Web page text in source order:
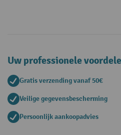
Uw professionele
Gratis verzending vanaf 50€
Veilige gegevensbescherming
Persoonlijk aankoopadvies